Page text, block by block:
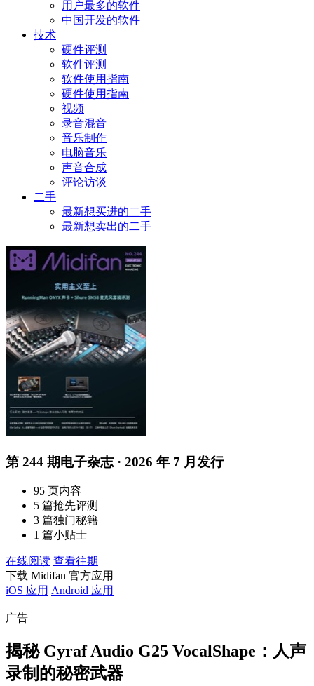
用户最多的软件
中国开发的软件
技术
硬件评测
软件评测
软件使用指南
硬件使用指南
视频
录音混音
音乐制作
电脑音乐
声音合成
评论访谈
二手
最新想买进的二手
最新想卖出的二手
第 244 期电子杂志 · 2026 年 7 月发行
95 页内容
5 篇抢先评测
3 篇独门秘籍
1 篇小贴士
在线阅读 查看往期
下载 Midifan 官方应用
iOS 应用 Android 应用
广告
揭秘 Gyraf Audio G25 VocalShape：人声
录制的秘密武器